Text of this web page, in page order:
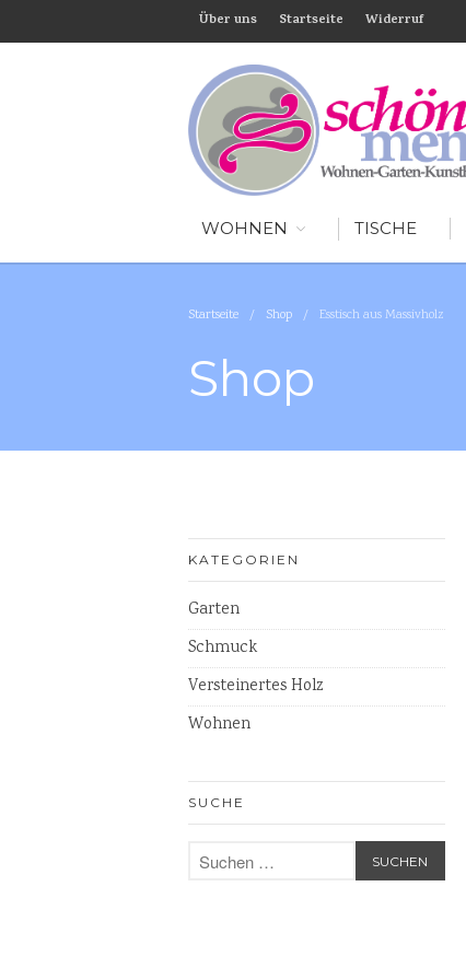
Über uns Startseite Widerruf
WOHNEN TISCHE
Startseite / Shop / Esstisch aus Massivholz
Shop
KATEGORIEN
Garten
Schmuck
Versteinertes Holz
Wohnen
SUCHE